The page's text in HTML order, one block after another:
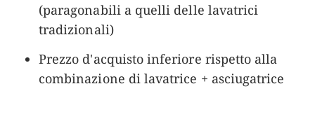
(paragonabili a quelli delle lavatrici
tradizionali)
Prezzo d'acquisto inferiore rispetto alla
combinazione di lavatrice + asciugatrice